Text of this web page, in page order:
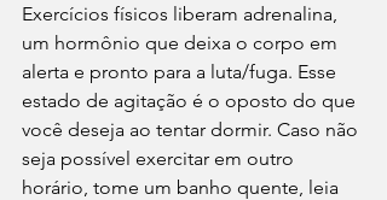
Exercícios físicos liberam adrenalina,
um hormônio que deixa o corpo em
alerta e pronto para a luta/fuga. Esse
estado de agitação é o oposto do que
você deseja ao tentar dormir. Caso não
seja possível exercitar em outro
horário, tome um banho quente, leia